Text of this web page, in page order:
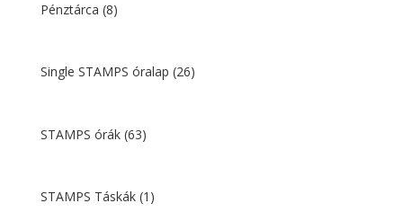
Pénztárca (8)
Single STAMPS óralap (26)
STAMPS órák (63)
STAMPS Táskák (1)